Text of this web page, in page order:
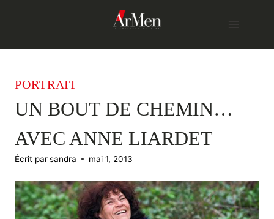
PORTRAIT
UN BOUT DE CHEMIN…
AVEC ANNE LIARDET
Écrit parsandra mai 1, 2013